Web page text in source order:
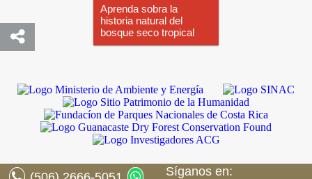
Aprenda sobra la
historia natural del
bosque seco tropical
Síganos en: